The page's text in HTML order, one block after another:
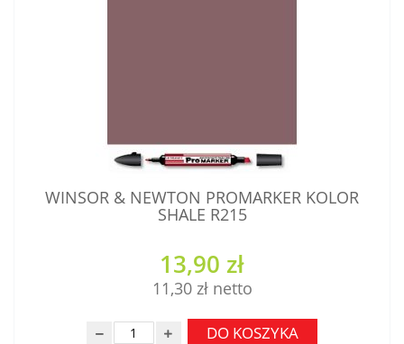
WINSOR & NEWTON PROMARKER KOLOR
SHALE R215
13,90 zł
11,30 zł
DO KOSZYKA